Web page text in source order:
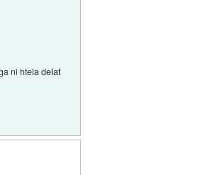
ni htela delat